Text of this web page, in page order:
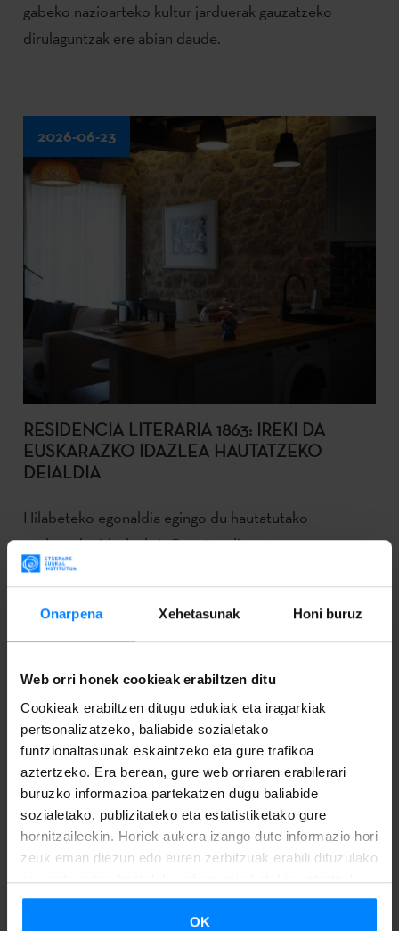
Onarpena Xehetasunak Honi buruz
Web orri honek cookieak erabiltzen ditu
Cookieak erabiltzen ditugu edukiak eta iragarkiak
pertsonalizatzeko, baliabide sozialetako
funtzionaltasunak eskaintzeko eta gure trafikoa
aztertzeko. Era berean, gure web orriaren erabilerari
buruzko informazioa partekatzen dugu baliabide
sozialetako, publizitateko eta estatistiketako gure
hornitzaileekin. Horiek aukera izango dute informazio hori
zeuk eman diezun edo euren zerbitzuak erabili dituzulako
eskuratu duten bestelako informazio batekin uztartzeko.
OK
gabeko nazioarteko kultur jarduerak gauzatzeko
dirulaguntzak ere abian daude.
2026-06-23
RESIDENCIA LITERARIA 1863: IREKI DA
EUSKARAZKO IDAZLEA HAUTATZEKO
DEIALDIA
Hilabeteko egonaldia egingo du hautatutako
euskarazko idazleak A Coruñan, literatur
sorkuntzarako testuingurua aproposa lagun duelarik.